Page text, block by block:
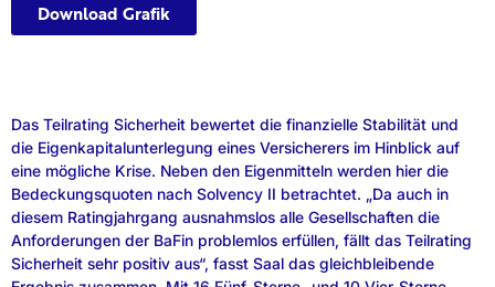
Download Grafik
Das Teilrating Sicherheit bewertet die finanzielle Stabilität und
die Eigenkapitalunterlegung eines Versicherers im Hinblick auf
eine mögliche Krise. Neben den Eigenmitteln werden hier die
Bedeckungsquoten nach Solvency II betrachtet. „Da auch in
diesem Ratingjahrgang ausnahmslos alle Gesellschaften die
Anforderungen der BaFin problemlos erfüllen, fällt das Teilrating
Sicherheit sehr positiv aus“, fasst Saal das gleichbleibende